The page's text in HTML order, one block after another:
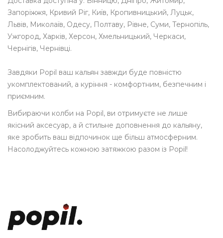
Запоріжжя, Кривий Ріг, Київ, Кропивницький, Луцьк,
Львів, Миколаїв, Одесу, Полтаву, Рівне, Суми, Тернопіль,
Ужгород, Харків, Херсон, Хмельницький, Черкаси,
Чернігів, Чернівці.
Завдяки Popil ваш кальян завжди буде повністю
укомплектований, а куріння - комфортним, безпечним і
приємним.
Вибираючи колби на Popil, ви отримуєте не лише
якісний аксесуар, а й стильне доповнення до кальяну,
яке зробить ваш відпочинок ще більш атмосферним.
Насолоджуйтесь кожною затяжкою разом із Popil!